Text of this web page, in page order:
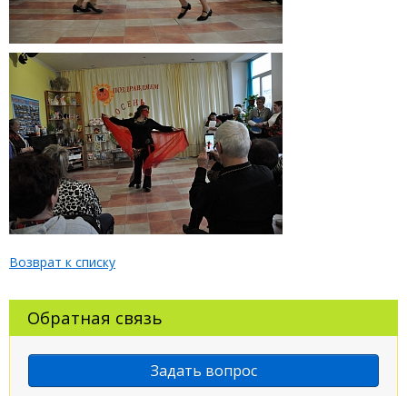
Возврат к списку
Обратная связь
Задать вопрос